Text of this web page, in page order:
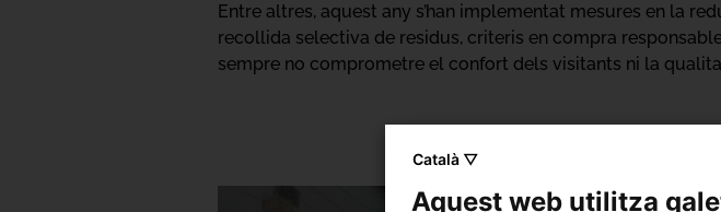
Entre altres, aquest any s’han implementat mesures en la
recollida selectiva de residus, criteris en compra
sempre no comprometre el confort dels visitants ni la
Català ▽
Aquest web utilitza